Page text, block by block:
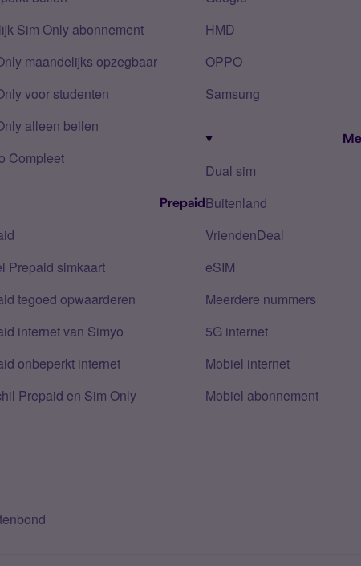
Sim Only abonnement
maandelijks opzegbaar
voor studenten
alleen bellen
Compleet
Prepaid
Prepaid simkaart
tegoed opwaarderen
internet van Simyo
onbeperkt internet
Prepaid en Sim Only
HMD
OPPO
Samsung
Dual sim
Buitenland
VriendenDeal
eSIM
Meerdere nummers
5G internet
Mobiel internet
Mobiel abonnement